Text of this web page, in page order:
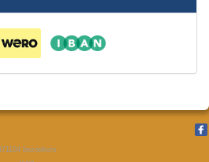
bezoekers